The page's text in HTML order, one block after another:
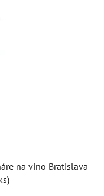
na víno Bratislava